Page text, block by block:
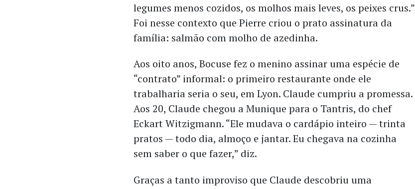
legumes menos cozidos, os molhos mais leves, os peixes crus.”
Foi nesse contexto que Pierre criou o prato assinatura da
família: salmão com molho de azedinha.
Aos oito anos, Bocuse fez o menino assinar uma espécie de
“contrato” informal: o primeiro restaurante onde ele
trabalharia seria o seu, em Lyon. Claude cumpriu a promessa.
Aos 20, Claude chegou a Munique para o Tantris, do chef
Eckart Witzigmann. “Ele mudava o cardápio inteiro — trinta
pratos — todo dia, almoço e jantar. Eu chegava na cozinha
sem saber o que fazer,” diz.
Graças a tanto improviso que Claude descobriu uma